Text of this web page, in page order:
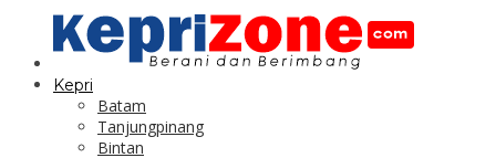
Kepri
Batam
Tanjungpinang
Bintan